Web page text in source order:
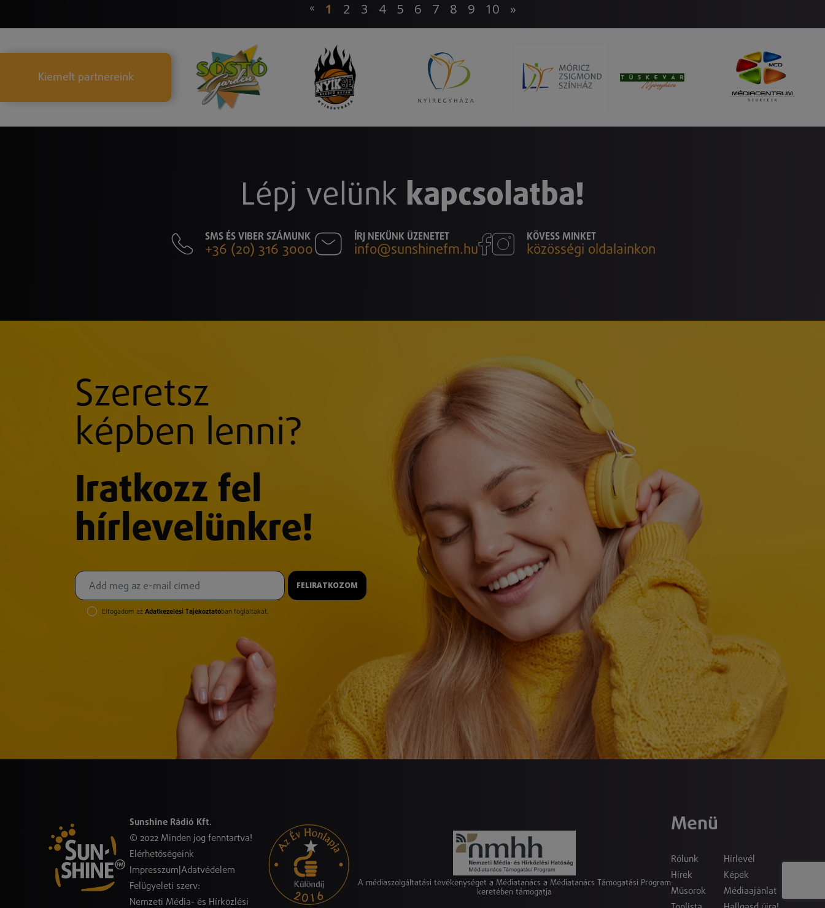
« 1 2 3 4 5 6 7 8 9 10 »
Kiemelt partnereink
Lépj velünk kapcsolatba!
SMS ÉS VIBER SZÁMUNK
+36 (20) 316 3000
ÍRJ NEKÜNK ÜZENETET
info@sunshinefm.hu
KÖVESS MINKET
közösségi oldalainkon
Szeretsz
képben lenni?
Iratkozz fel
hírlevelünkre!
FELIRATKOZOM
Elfogadom az Adatkezelési Tájékoztatóban foglaltakat.
Sunshine Rádió Kft.
© 2022 Minden jog fenntartva!
Elérhetőségeink
Impresszum Adatvédelem
Felügyeleti szerv:
Nemzeti Média- és Hírközlési
A médiaszolgáltatási tevékenységet a Médiatanács a Médiatanács Támogatási Program
keretében támogatja
Menü
Rólunk
Hírek
Műsorok
Hírlevél
Képek
Médiaajánlat